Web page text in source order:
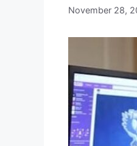
November 28,